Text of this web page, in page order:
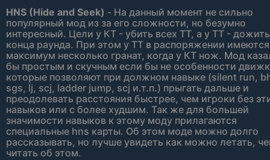
HNS (Hide and Seek) - На данный момент не сильно
популярный мод из за его сложности, но безумно
интересный. Цели у КТ - убить всех ТТ, а у ТТ -
конца раунда. При этом у ТТ в распоряжении имеются
максимум несколько гранат, когда у КТ нож. Мод
бы простым и скучным если бы не особенности
которые позволяют при должном навыке (silent run,
sgs, lj, scj, ladder jump, scj и.т.п.) прыгать дальше и
преодолевать расстояния быстрее, чем игроки без
навыков или с более худшим. Так же для большей
значимости навыков к этому моду прилагаются
специальные hns карты. Об этом моде можно долго
рассказывать, но лучше увидеть как можно летать,
читать об этом.